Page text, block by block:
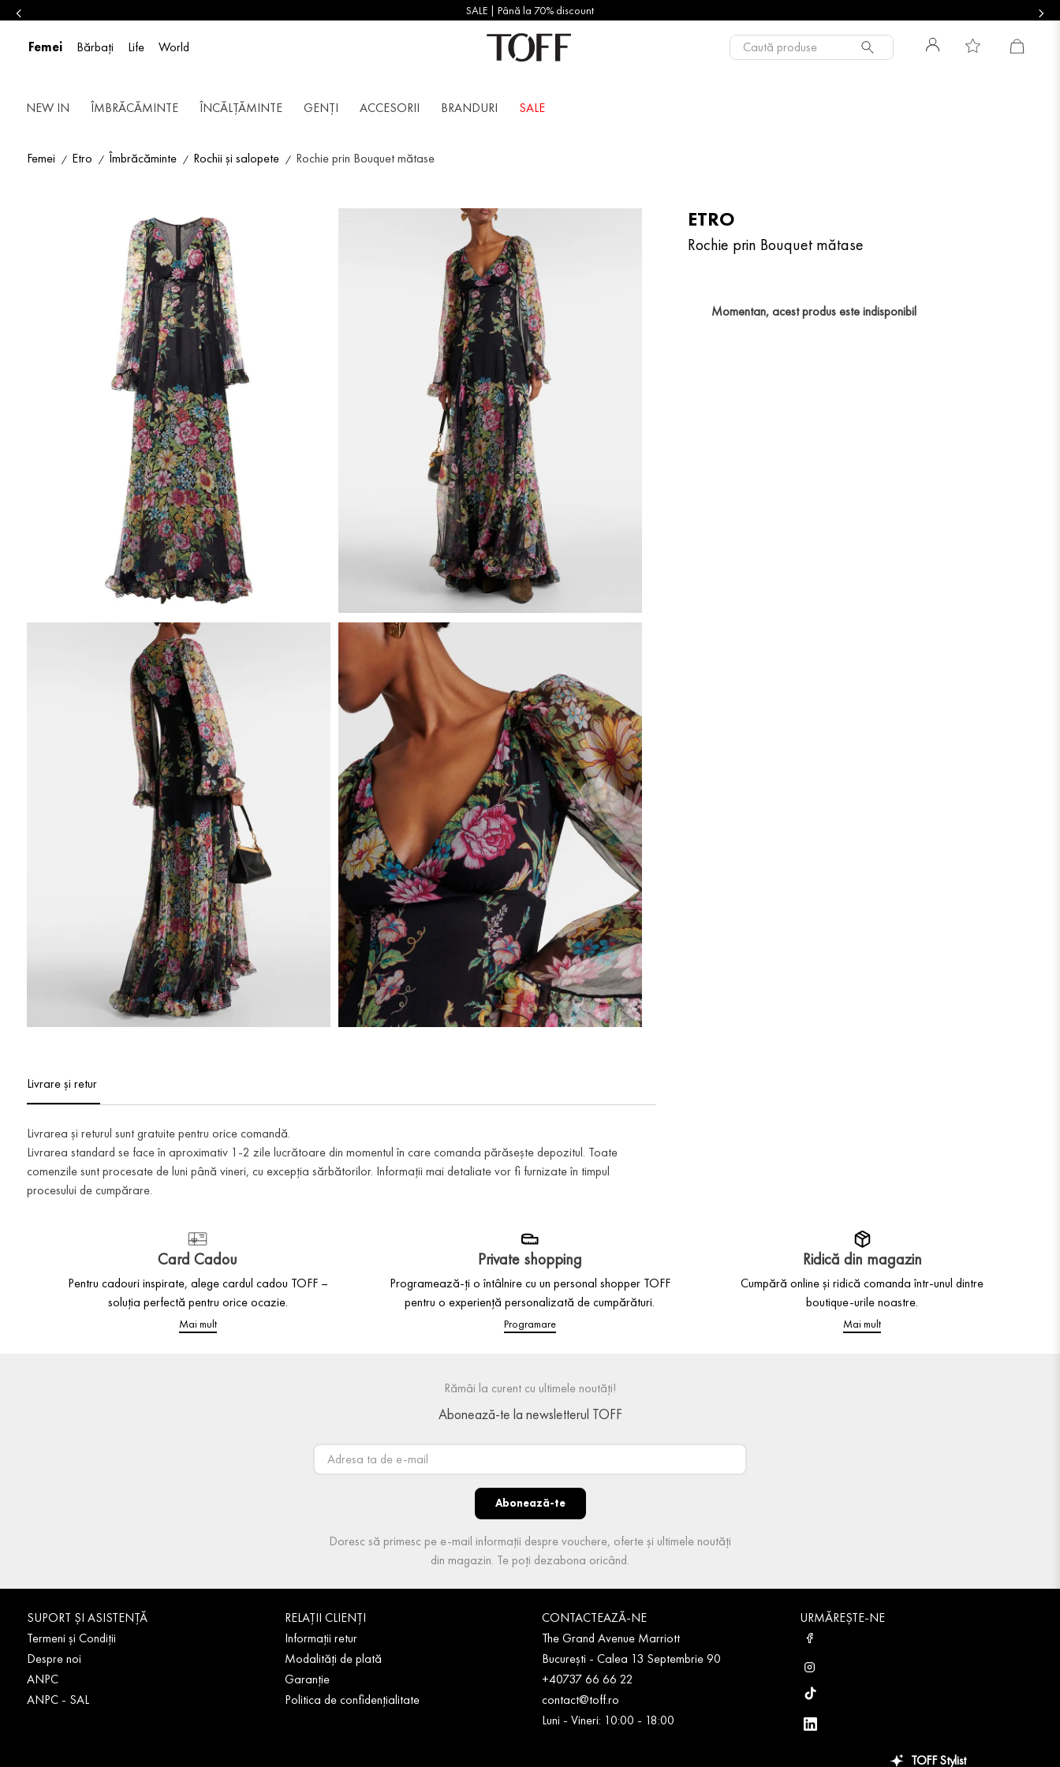
SALE | Până la 70% discount
Femei Bărbați Life World Caută produse
NEW IN ÎMBRĂCĂMINTE ÎNCĂLȚĂMINTE GENȚI ACCESORII BRANDURI SALE
Femei Etro Îmbrăcăminte Rochii și salopete Rochie prin Bouquet mătase
ETRO
Rochie prin Bouquet mătase
Momentan, acest produs este indisponibil
Livrare și retur
Livrarea și returul sunt gratuite pentru orice comandă.
Livrarea standard se face în aproximativ 1-2 zile lucrătoare din momentul în care comanda părăsește depozitul. Toate
comenzile sunt procesate de luni până vineri, cu excepția sărbătorilor. Informații mai detaliate vor fi furnizate în timpul
procesului de cumpărare.
Card Cadou
Pentru cadouri inspirate, alege cardul cadou TOFF –
soluția perfectă pentru orice ocazie.
Mai mult
Private shopping
Programează-ți o întâlnire cu un personal shopper TOFF
pentru o experiență personalizată de cumpărături.
Programare
Ridică din magazin
Cumpără online și ridică comanda într-unul dintre
boutique-urile noastre.
Mai mult
Rămâi la curent cu ultimele noutăți!
Abonează-te la newsletterul TOFF
Abonează-te
Doresc să primesc pe e-mail informații despre vouchere, oferte și ultimele noutăți
din magazin. Te poți dezabona oricând.
SUPORT ȘI ASISTENȚĂ
Termeni și Condiții
Despre noi
ANPC
ANPC - SAL
RELAȚII CLIENȚI
Informații retur
Modalități de plată
Garanție
Politica de confidențialitate
CONTACTEAZĂ-NE
The Grand Avenue Marriott
București - Calea 13 Septembrie 90
+40737 66 66 22
contact@toff.ro
Luni - Vineri: 10:00 - 18:00
URMĂREȘTE-NE
TOFF Stylist